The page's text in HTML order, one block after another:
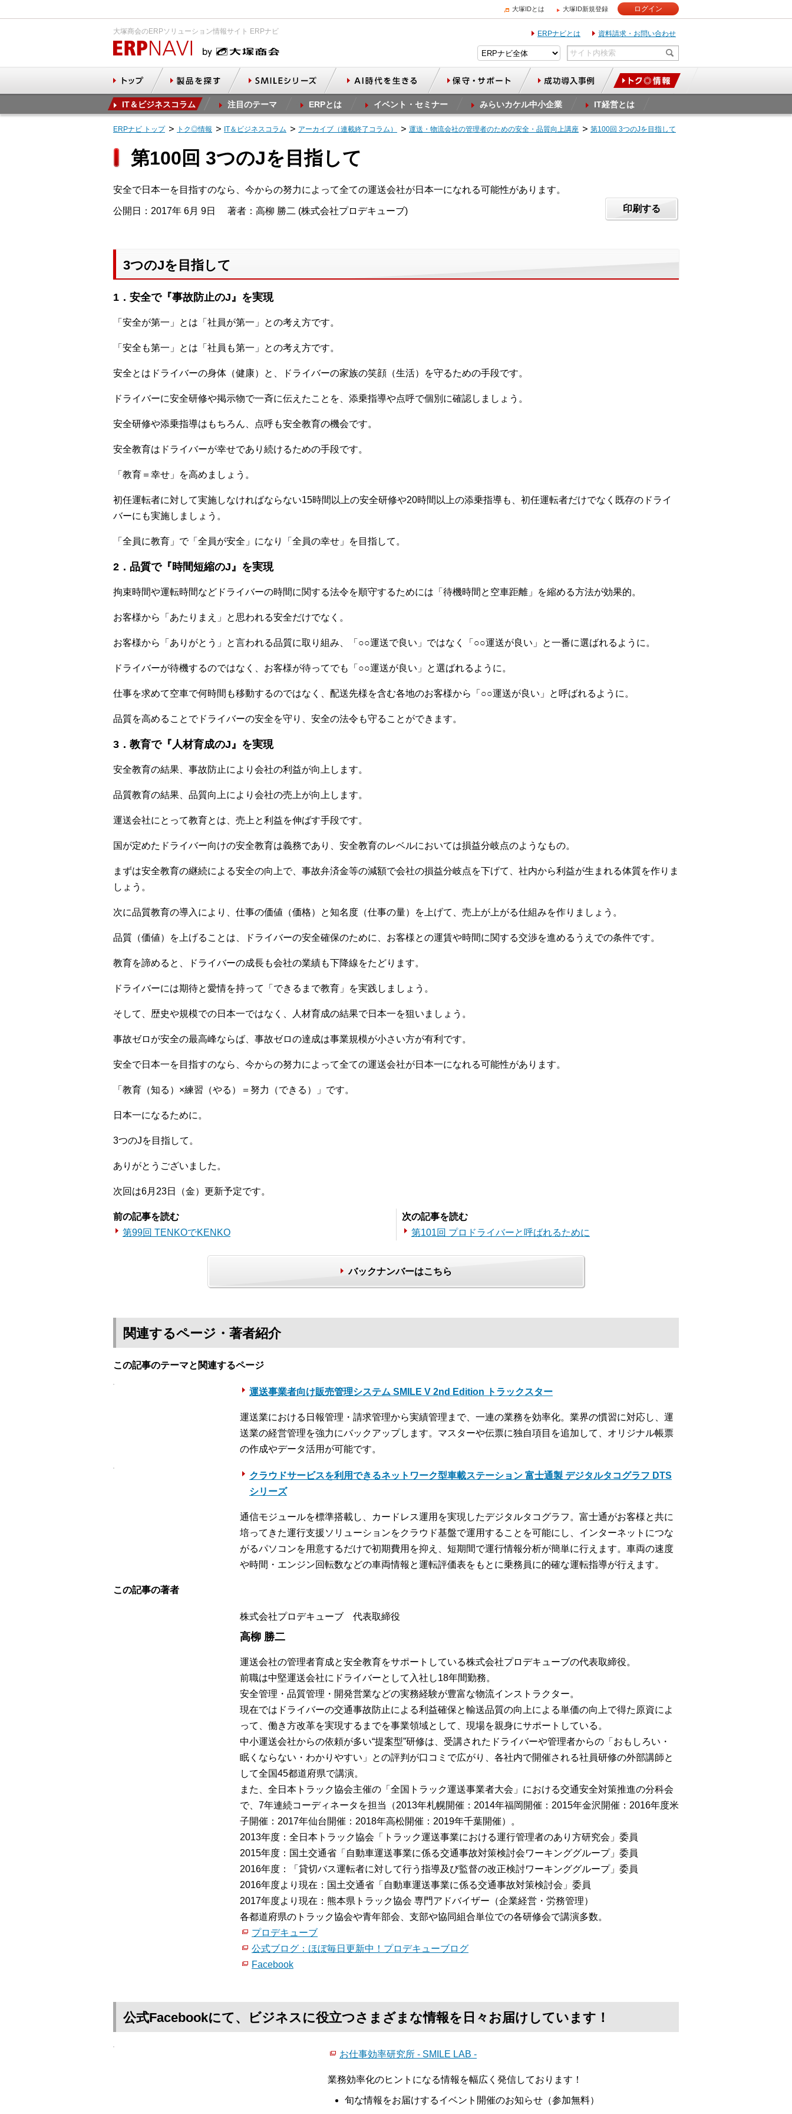
大塚IDとは 大塚ID新規登録 ログイン
大塚商会のERPソリューション情報サイト ERPナビ ERPナビとは 資料請求・お問い合わせ
IT＆ビジネスコラム 注目のテーマ ERPとは イベント・セミナー みらいカケル中小企業 IT経営とは
ERPナビ トップ トク◎情報 IT＆ビジネスコラム アーカイブ（連載終了コラム） 運送・物流会社の管理者のための安全・品質向上講座 第100回 3つのJを目指して
第100回 3つのJを目指して
安全で日本一を目指すのなら、今からの努力によって全ての運送会社が日本一になれる可能性があります。
公開日：2017年 6月 9日 著者：高柳 勝二 (株式会社プロデキューブ) 印刷する
3つのJを目指して
1．安全で『事故防止のJ』を実現
「安全が第一」とは「社員が第一」との考え方です。
「安全も第一」とは「社員も第一」との考え方です。
安全とはドライバーの身体（健康）と、ドライバーの家族の笑顔（生活）を守るための手段です。
ドライバーに安全研修や掲示物で一斉に伝えたことを、添乗指導や点呼で個別に確認しましょう。
安全研修や添乗指導はもちろん、点呼も安全教育の機会です。
安全教育はドライバーが幸せであり続けるための手段です。
「教育＝幸せ」を高めましょう。
初任運転者に対して実施しなければならない15時間以上の安全研修や20時間以上の添乗指導も、初任運転者だけでなく既存のドライ
バーにも実施しましょう。
「全員に教育」で「全員が安全」になり「全員の幸せ」を目指して。
2．品質で『時間短縮のJ』を実現
拘束時間や運転時間などドライバーの時間に関する法令を順守するためには「待機時間と空車距離」を縮める方法が効果的。
お客様から「あたりまえ」と思われる安全だけでなく。
お客様から「ありがとう」と言われる品質に取り組み、「○○運送で良い」ではなく「○○運送が良い」と一番に選ばれるように。
ドライバーが待機するのではなく、お客様が待ってでも「○○運送が良い」と選ばれるように。
仕事を求めて空車で何時間も移動するのではなく、配送先様を含む各地のお客様から「○○運送が良い」と呼ばれるように。
品質を高めることでドライバーの安全を守り、安全の法令も守ることができます。
3．教育で『人材育成のJ』を実現
安全教育の結果、事故防止により会社の利益が向上します。
品質教育の結果、品質向上により会社の売上が向上します。
運送会社にとって教育とは、売上と利益を伸ばす手段です。
国が定めたドライバー向けの安全教育は義務であり、安全教育のレベルにおいては損益分岐点のようなもの。
まずは安全教育の継続による安全の向上で、事故弁済金等の減額で会社の損益分岐点を下げて、社内から利益が生まれる体質を作りま
しょう。
次に品質教育の導入により、仕事の価値（価格）と知名度（仕事の量）を上げて、売上が上がる仕組みを作りましょう。
品質（価値）を上げることは、ドライバーの安全確保のために、お客様との運賃や時間に関する交渉を進めるうえでの条件です。
教育を諦めると、ドライバーの成長も会社の業績も下降線をたどります。
ドライバーには期待と愛情を持って「できるまで教育」を実践しましょう。
そして、歴史や規模での日本一ではなく、人材育成の結果で日本一を狙いましょう。
事故ゼロが安全の最高峰ならば、事故ゼロの達成は事業規模が小さい方が有利です。
安全で日本一を目指すのなら、今からの努力によって全ての運送会社が日本一になれる可能性があります。
「教育（知る）×練習（やる）＝努力（できる）」です。
日本一になるために。
3つのJを目指して。
ありがとうございました。
次回は6月23日（金）更新予定です。
前の記事を読む
第99回 TENKOでKENKO
次の記事を読む
第101回 プロドライバーと呼ばれるために
バックナンバーはこちら
関連するページ・著者紹介
この記事のテーマと関連するページ
運送事業者向け販売管理システム SMILE V 2nd Edition トラックスター
運送業における日報管理・請求管理から実績管理まで、一連の業務を効率化。業界の慣習に対応し、運
送業の経営管理を強力にバックアップします。マスターや伝票に独自項目を追加して、オリジナル帳票
の作成やデータ活用が可能です。
クラウドサービスを利用できるネットワーク型車載ステーション 富士通製 デジタルタコグラフ DTS
シリーズ
通信モジュールを標準搭載し、カードレス運用を実現したデジタルタコグラフ。富士通がお客様と共に
培ってきた運行支援ソリューションをクラウド基盤で運用することを可能にし、インターネットにつな
がるパソコンを用意するだけで初期費用を抑え、短期間で運行情報分析が簡単に行えます。車両の速度
や時間・エンジン回転数などの車両情報と運転評価表をもとに乗務員に的確な運転指導が行えます。
この記事の著者
株式会社プロデキューブ 代表取締役
高柳 勝二
運送会社の管理者育成と安全教育をサポートしている株式会社プロデキューブの代表取締役。
前職は中堅運送会社にドライバーとして入社し18年間勤務。
安全管理・品質管理・開発営業などの実務経験が豊富な物流インストラクター。
現在ではドライバーの交通事故防止による利益確保と輸送品質の向上による単価の向上で得た原資によ
って、働き方改革を実現するまでを事業領域として、現場を親身にサポートしている。
中小運送会社からの依頼が多い“提案型”研修は、受講されたドライバーや管理者からの「おもしろい・
眠くならない・わかりやすい」との評判が口コミで広がり、各社内で開催される社員研修の外部講師と
して全国45都道府県で講演。
また、全日本トラック協会主催の「全国トラック運送事業者大会」における交通安全対策推進の分科会
で、7年連続コーディネータを担当（2013年札幌開催：2014年福岡開催：2015年金沢開催：2016年度米
子開催：2017年仙台開催：2018年高松開催：2019年千葉開催）。
2013年度：全日本トラック協会「トラック運送事業における運行管理者のあり方研究会」委員
2015年度：国土交通省「自動車運送事業に係る交通事故対策検討会ワーキンググループ」委員
2016年度：「貸切バス運転者に対して行う指導及び監督の改正検討ワーキンググループ」委員
2016年度より現在：国土交通省「自動車運送事業に係る交通事故対策検討会」委員
2017年度より現在：熊本県トラック協会 専門アドバイザー（企業経営・労務管理）
各都道府県のトラック協会や青年部会、支部や協同組合単位での各研修会で講演多数。
プロデキューブ
公式ブログ：ほぼ毎日更新中！プロデキューブログ
Facebook
公式Facebookにて、ビジネスに役立つさまざまな情報を日々お届けしています！
お仕事効率研究所 - SMILE LAB -
業務効率化のヒントになる情報を幅広く発信しております！
旬な情報をお届けするイベント開催のお知らせ（参加無料）